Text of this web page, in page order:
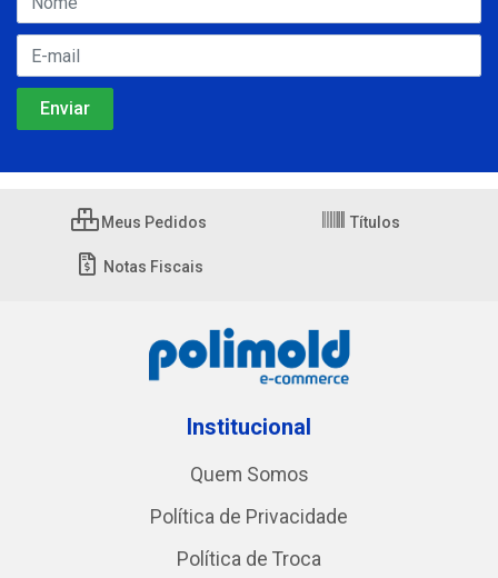
Meus Pedidos Títulos
Notas Fiscais
Institucional
Quem Somos
Política de Privacidade
Política de Troca